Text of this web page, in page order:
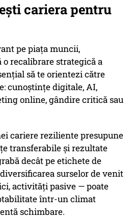
cariera pentru
pe piața muncii,
recalibrare strategică a
să te orientezi către
cunoștințe digitale, AI,
online, gândire critică sau
cariere reziliente presupune
transferabile și rezultate
decât pe etichete de
surselor de venit
activități pasive — poate
într-un climat
schimbare.